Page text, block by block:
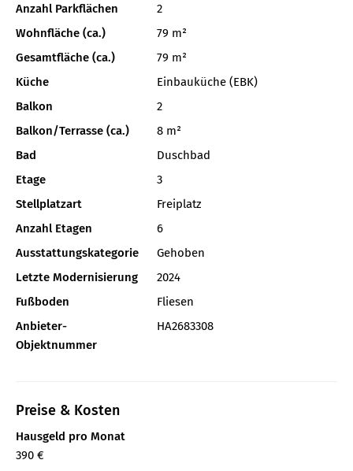
Anzahl Parkflächen
2
Wohnfläche (ca.)
79 m²
Gesamtfläche (ca.)
79 m²
Küche
Einbauküche (EBK)
Balkon
2
Balkon/Terrasse (ca.)
8 m²
Bad
Duschbad
Etage
3
Stellplatzart
Freiplatz
Anzahl Etagen
6
Ausstattungskategorie
Gehoben
Letzte Modernisierung
2024
Fußboden
Fliesen
Anbieter-
Objektnummer
HA2683308
Preise & Kosten
Hausgeld pro Monat
390 €